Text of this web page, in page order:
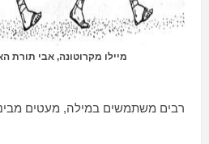
מיילו מקרוטונה, אבי תורת
רבים משתמשים במילה, מעטים